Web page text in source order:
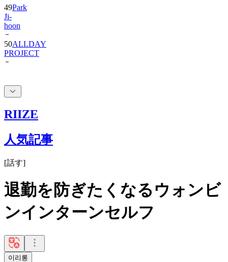
hoon
50ALLDAY
PROJECT
RIIZE
人気記事
[話す]
退勤を防ぎたくなるウォンビ
ンインターンセルフ
이리롱